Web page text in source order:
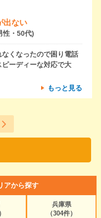
出ない
性・50代)
くなったので困り電話
ーディーな対応で大
もっと見る
アから探す
兵庫県
（304件）